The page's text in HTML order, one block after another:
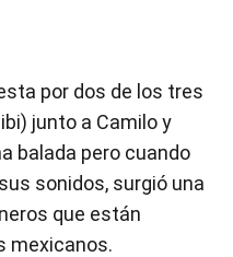
por dos de los tres
junto a Camilo y
balada pero cuando
sonidos, surgió una
que están
mexicanos.